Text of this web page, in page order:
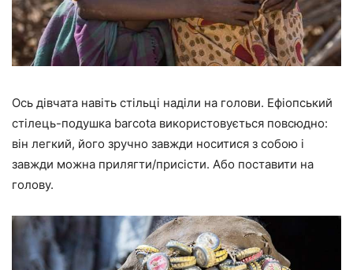
Ось дівчата навіть стільці наділи на голови. Ефіопський
стілець-подушка barcota використовується повсюдно:
він легкий, його зручно завжди носитися з собою і
завжди можна прилягти/присісти. Або поставити на
голову.